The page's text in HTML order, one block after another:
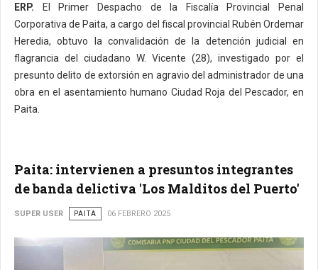
ERP. El Primer Despacho de la Fiscalía Provincial Penal
Corporativa de Paita, a cargo del fiscal provincial Rubén Ordemar
Heredia, obtuvo la convalidación de la detención judicial en
flagrancia del ciudadano W. Vicente (28), investigado por el
presunto delito de extorsión en agravio del administrador de una
obra en el asentamiento humano Ciudad Roja del Pescador, en
Paita.
Paita: intervienen a presuntos integrantes
de banda delictiva 'Los Malditos del Puerto'
SUPER USER PAITA 06 FEBRERO 2025